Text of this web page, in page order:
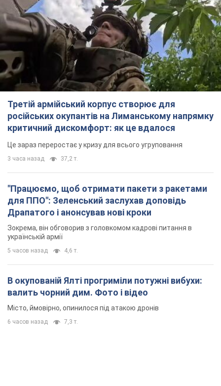
Третій армійський корпус створює для
російських окупантів на Лиманському напрямку
критичний дискомфорт: як це вдалося
Це зараз переростає у кризу для всього угруповання
3 часа назад 37,2 т.
"Працюємо, щоб отримати пакети з ракетами
для ППО": Зеленський заслухав доповідь
Драпатого і анонсував нові кроки
Зокрема, він обговорив з головкомом кадрові питання в
українській армії
5 часов назад 4,6 т.
В окупованій Ялті прогриміли потужні вибухи:
валить чорний дим. Фото і відео
Місто, ймовірно, опинилося під атакою дронів
6 часов назад 7,3 т.